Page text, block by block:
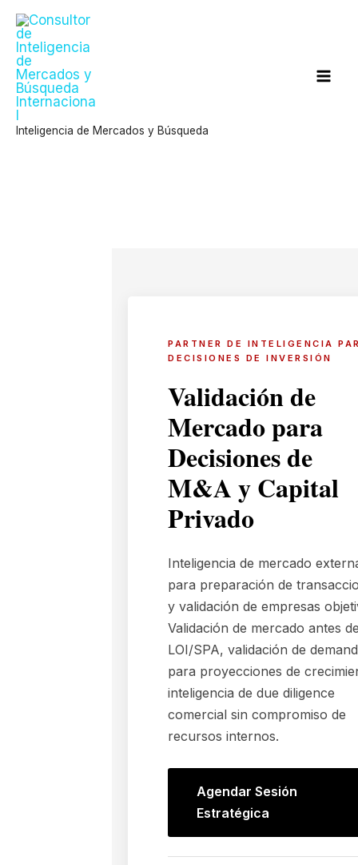
contenido
Inteligencia de Mercados y Búsqueda
PARTNER DE INTELIGENCIA
DECISIONES DE INVERSIÓN
Validación de
Mercado para
Decisiones de
M&A y Capital
Privado
Inteligencia de mercado
para preparación de
y validación de empresas
Validación de mercado antes
LOI/SPA, validación de
para proyecciones de
inteligencia de due diligence
comercial sin compromiso de
recursos internos.
Agendar Sesión
Estratégica